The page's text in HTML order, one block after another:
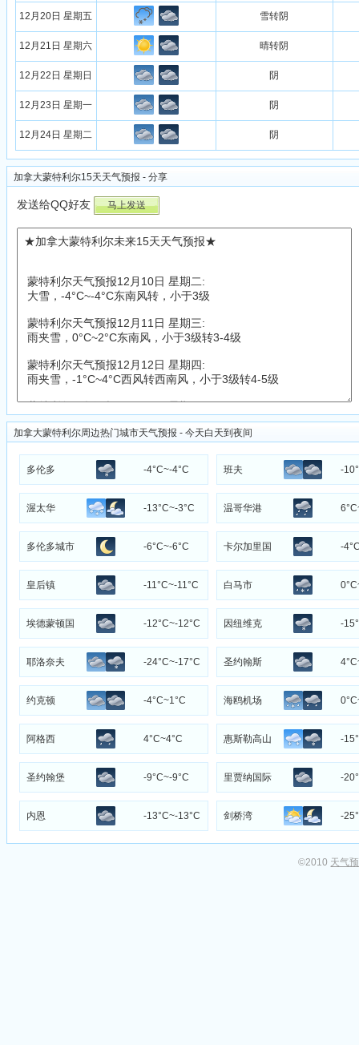
12月20日 星期五 雪转阴
12月21日 星期六 晴转阴
12月22日 星期日 阴
12月23日 星期一 阴
12月24日 星期二 阴
加拿大蒙特利尔15天天气预报 - 分享
发送给QQ好友
加拿大蒙特利尔周边热门城市天气预报 - 今天白天到夜间
多伦多 -4°C~-4°C 班夫 -
渥太华 -13°C~-3°C 温哥华港
多伦多城市 -6°C~-6°C 卡尔加里国 -
皇后镇 -11°C~-11°C 白马市
埃德蒙顿国 -12°C~-12°C 因纽维克 -
耶洛奈夫 -24°C~-17°C 圣约翰斯
约克顿 -4°C~1°C 海鸥机场
阿格西 4°C~4°C 惠斯勒高山 -
圣约翰堡 -9°C~-9°C 里贾纳国际 -
内恩 -13°C~-13°C 剑桥湾 -
©2010 天气